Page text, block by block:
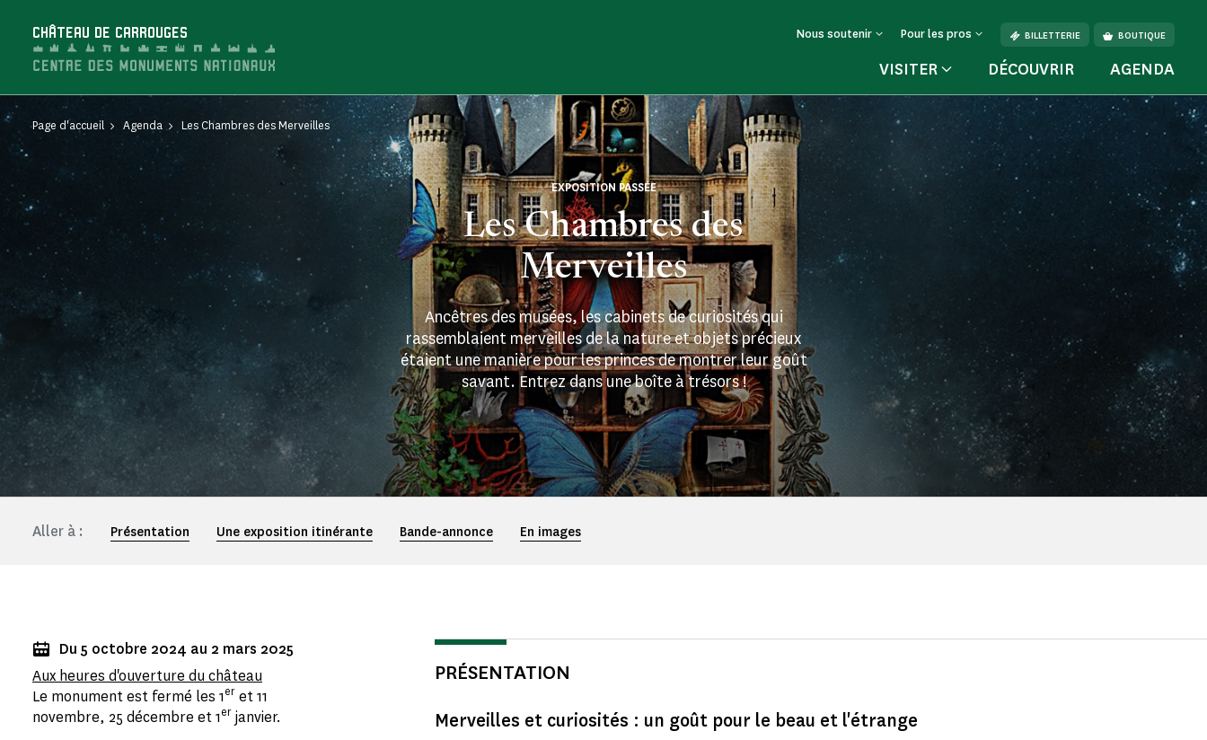
CHÂTEAU DE CARROUGES Nous soutenir Pour les pros BILLETTERIE BOUTIQUE
VISITER DÉCOUVRIR AGENDA
Page d'accueil Agenda Les Chambres des Merveilles
Les Chambres des
Merveilles
EXPOSITION PASSÉE
Ancêtres des musées, les cabinets de curiosités qui
rassemblaient merveilles de la nature et objets précieux
étaient une manière pour les princes de montrer leur goût
savant. Entrez dans une boîte à trésors !
Aller à : Présentation Une exposition itinérante Bande-annonce En images
Du 5 octobre 2024 au 2 mars 2025
Aux heures d'ouverture du château
Le monument est fermé les 1er et 11
novembre, 25 décembre et 1er janvier.
PRÉSENTATION
Merveilles et curiosités : un goût pour le beau et l'étrange